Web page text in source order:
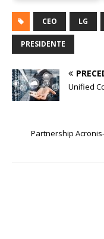
CEO LG
PRESIDENTE
Unified
Partnership